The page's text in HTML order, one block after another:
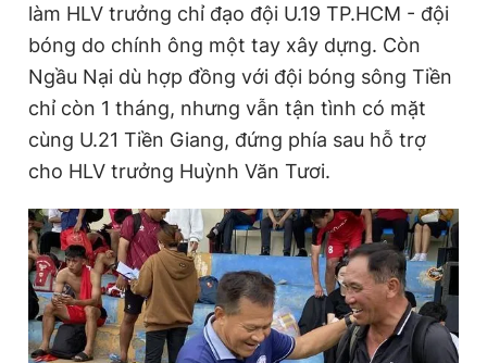
làm HLV trưởng chỉ đạo đội U.19 TP.HCM - đội
bóng do chính ông một tay xây dựng. Còn
Ngầu Nại dù hợp đồng với đội bóng sông Tiền
chỉ còn 1 tháng, nhưng vẫn tận tình có mặt
cùng U.21 Tiền Giang, đứng phía sau hỗ trợ
cho HLV trưởng Huỳnh Văn Tươi.